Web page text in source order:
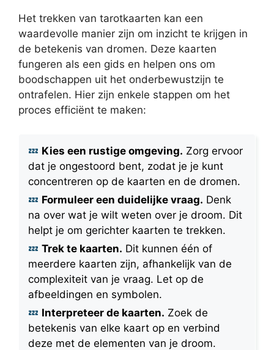
Het trekken van tarotkaarten kan een
waardevolle manier zijn om inzicht te krijgen in
de betekenis van dromen. Deze kaarten
fungeren als een gids en helpen ons om
boodschappen uit het onderbewustzijn te
ontrafelen. Hier zijn enkele stappen om het
proces efficiënt te maken:
Kies een rustige omgeving. Zorg ervoor
dat je ongestoord bent, zodat je je kunt
concentreren op de kaarten en de dromen.
Formuleer een duidelijke vraag. Denk
na over wat je wilt weten over je droom. Dit
helpt je om gerichter kaarten te trekken.
Trek te kaarten. Dit kunnen één of
meerdere kaarten zijn, afhankelijk van de
complexiteit van je vraag. Let op de
afbeeldingen en symbolen.
Interpreteer de kaarten. Zoek de
betekenis van elke kaart op en verbind
deze met de elementen van je droom.